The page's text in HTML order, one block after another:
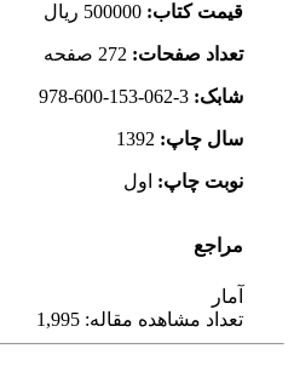
قیمت کتاب: ریال
تعداد صفحات:
شابک:
سال چاپ:
نوبت چاپ: اول
مراجع
آمار
تعداد مشاهده مقاله: 1,995